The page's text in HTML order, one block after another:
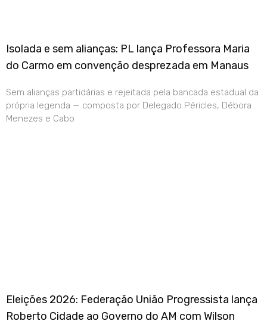
Isolada e sem alianças: PL lança Professora Maria
do Carmo em convenção desprezada em Manaus
Sem alianças partidárias e rejeitada pela bancada estadual da
própria legenda — composta por Delegado Péricles, Débora
Menezes e Cabo
Eleições 2026: Federação União Progressista lança
Roberto Cidade ao Governo do AM com Wilson